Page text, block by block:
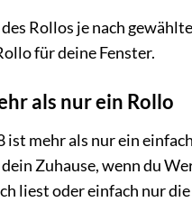
Rollos je nach
für deine Fenster.
als nur ein Rollo
mehr als nur ein
Zuhause, wenn du
liest oder einfach nur